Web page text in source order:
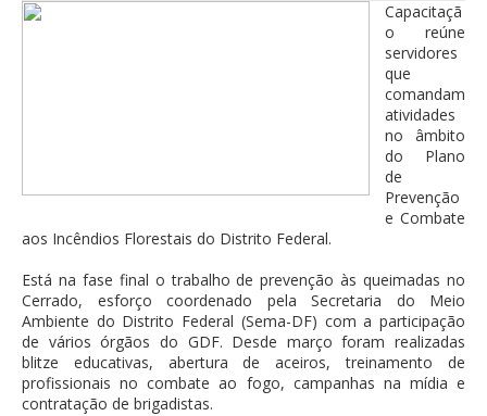
Capacitaçã
o reúne
servidores
que
comandam
atividades
no âmbito
do Plano
de
Prevenção
e Combate
aos Incêndios Florestais do Distrito Federal.
Está na fase final o trabalho de prevenção às queimadas no
Cerrado, esforço coordenado pela Secretaria do Meio
Ambiente do Distrito Federal (Sema-DF) com a participação
de vários órgãos do GDF. Desde março foram realizadas
blitze educativas, abertura de aceiros, treinamento de
profissionais no combate ao fogo, campanhas na mídia e
contratação de brigadistas.